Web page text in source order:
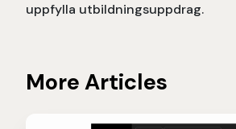
uppfylla utbildningsuppdrag.
More Articles